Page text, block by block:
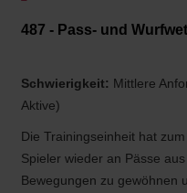
487 - Pass- und
Schwierigkeit: Mittlere
Aktive)
Die Trainingseinheit hat
Spieler wieder an Pässe
Bewegungen zu gewöhnen